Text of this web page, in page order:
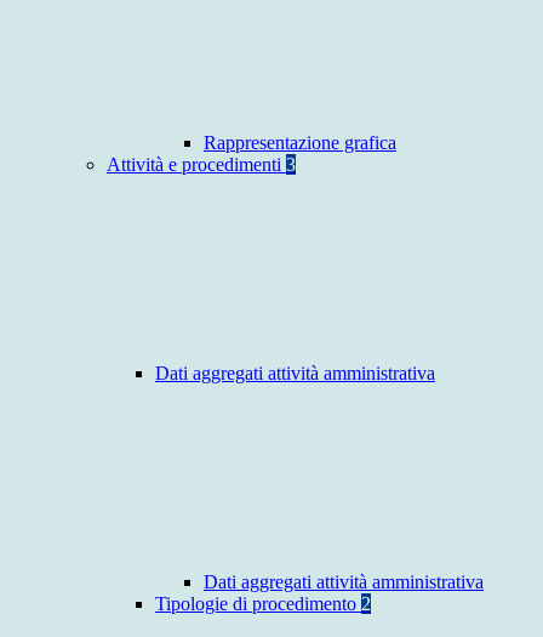
Rappresentazione grafica
Attività e procedimenti 3
Dati aggregati attività amministrativa
Dati aggregati attività amministrativa
Tipologie di procedimento 2